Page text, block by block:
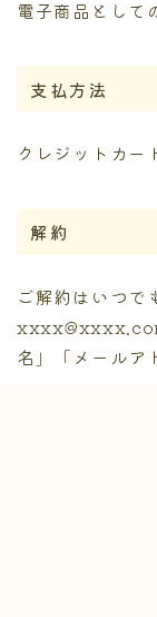
電子商品として
支払方法
クレジットカー
解約
ご解約はいつで
名」「メールア